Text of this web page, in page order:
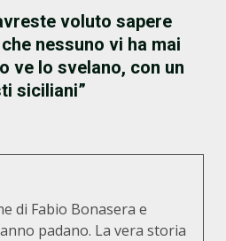
voluto sapere
nessuno vi ha mai
ve lo svelano, con un
siciliani”
di Fabio Bonasera e
padano. La vera storia